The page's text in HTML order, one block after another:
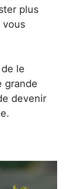
plus
vous
le
grande
devenir